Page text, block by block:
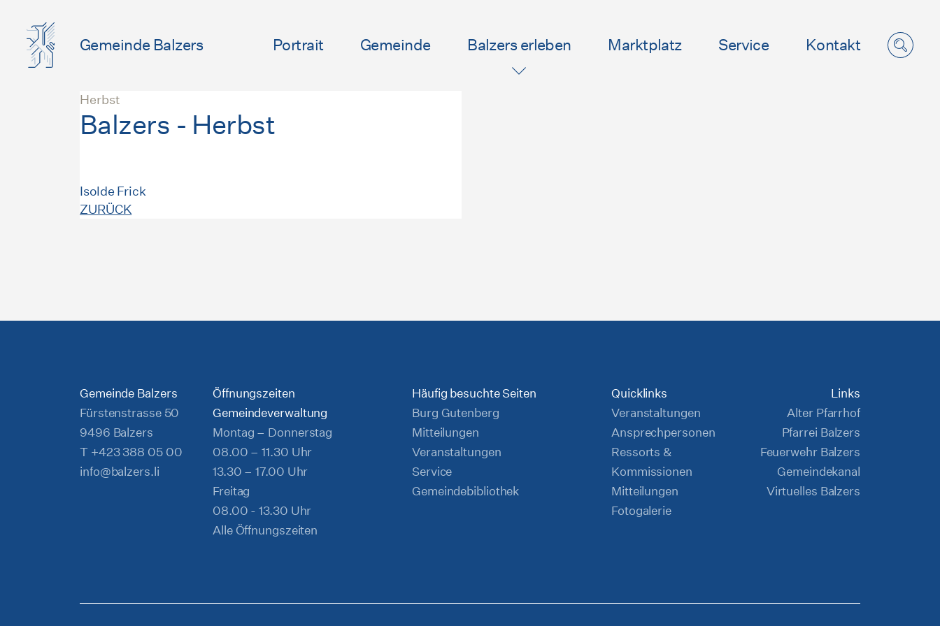
Gemeinde Balzers Portrait Gemeinde Balzers erleben Marktplatz Service Kontakt
Herbst
Balzers - Herbst
Isolde Frick
ZURÜCK
Gemeinde Balzers
Fürstenstrasse 50
9496 Balzers
T +423 388 05 00
info@balzers.li
Öffnungszeiten
Gemeindeverwaltung
Montag – Donnerstag
08.00 – 11.30 Uhr
13.30 – 17.00 Uhr
Freitag
08.00 - 13.30 Uhr
Alle Öffnungszeiten
Häufig besuchte Seiten
Burg Gutenberg
Mitteilungen
Veranstaltungen
Service
Gemeindebibliothek
Quicklinks
Veranstaltungen
Ansprechpersonen
Ressorts &
Kommissionen
Mitteilungen
Fotogalerie
Links
Alter Pfarrhof
Pfarrei Balzers
Feuerwehr Balzers
Gemeindekanal
Virtuelles Balzers